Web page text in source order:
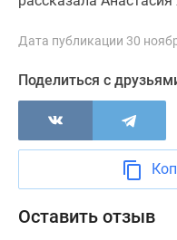
Новостройки
бизнес-
Дома
коттеджи
Коттеджные
Санкт-
Дата публикации 30
Поделиться с
Оставить отзыв